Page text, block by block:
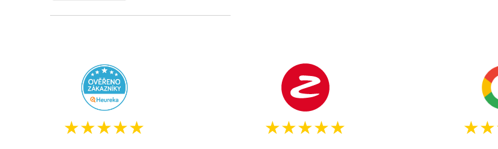
★★★★★ ★★★★★